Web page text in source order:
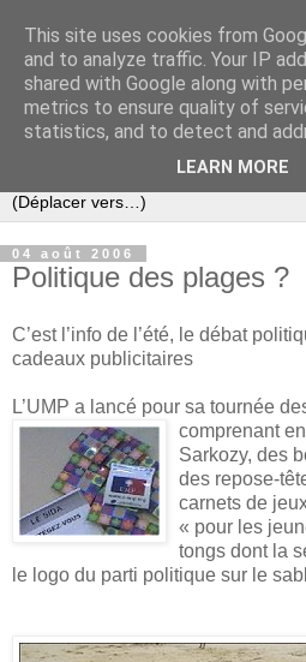
Slovar les
Blog citoyen d'informations, de
commentaires depuis 2005
04 août 2006
Politique des plages ?
C’est l’info de l’été, le débat
cadeaux publicitaires
L’UMP a lancé pour sa tournée
comprenant
Sarkozy, des
des repose-
carnets de
« pour les
tongs dont la
le logo du parti politique sur le
This site uses cookies from
and to analyze traffic. Your IP
shared with Google along with
metrics to ensure quality of
statistics, and to detect and
LEARN MORE